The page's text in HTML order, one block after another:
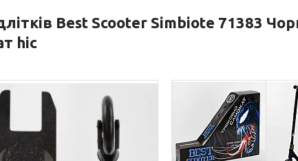
Best Scooter Simbiote 71383
hic